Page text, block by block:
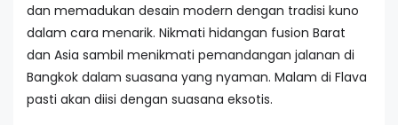
dan memadukan desain modern dengan tradisi kuno
dalam cara menarik. Nikmati hidangan fusion Barat
dan Asia sambil menikmati pemandangan jalanan di
Bangkok dalam suasana yang nyaman. Malam di Flava
pasti akan diisi dengan suasana eksotis.